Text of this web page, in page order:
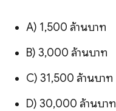
A) 1,500 ล้านบาท
B) 3,000 ล้านบาท
C) 31,500 ล้านบาท
D) 30,000 ล้านบาท